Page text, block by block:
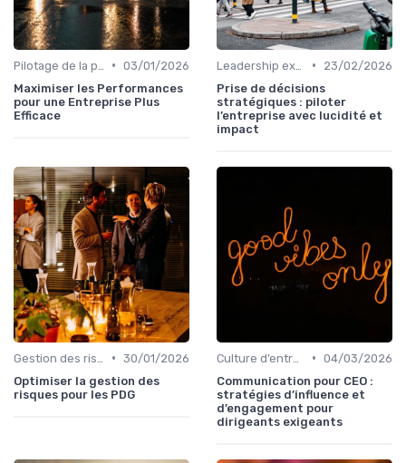
• 03/01/2026
Maximiser les Performances
pour une Entreprise Plus
Efficace
•
23/02/2026
Prise de décisions
stratégiques : piloter
l’entreprise avec lucidité et
impact
• 30/01/2026
Optimiser la gestion des
risques pour les PDG
• 04/03/2026
Communication pour CEO :
stratégies d’influence et
d’engagement pour
dirigeants exigeants